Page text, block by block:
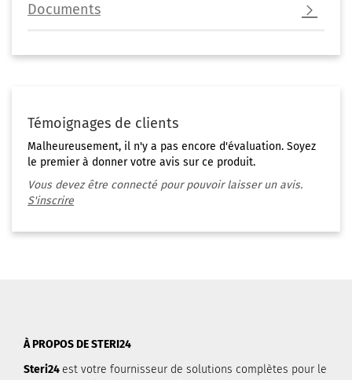
Documents
Témoignages de clients
Malheureusement, il n'y a pas encore d'évaluation. Soyez
le premier à donner votre avis sur ce produit.
Vous devez être connecté pour pouvoir laisser un avis.
S'inscrire
À PROPOS DE STERI24
Steri24 est votre fournisseur de solutions complètes pour le